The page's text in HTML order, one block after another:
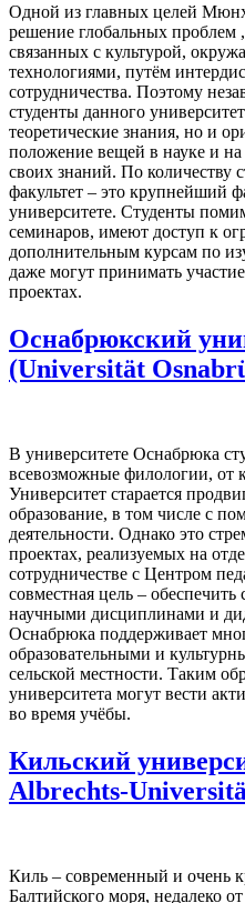
Одной из главных целей
решение глобальных проблем
связанных с культурой,
технологиями, путём
сотрудничества. Поэтому
студенты данного
теоретические знания, но и
положение вещей в науке и
своих знаний. По количеству
факультет – это крупнейший
университете. Студенты
семинаров, имеют доступ к
дополнительным курсам по
даже могут принимать
проектах.
Оснабрюкский
(Universität
В университете Оснабрюка
всевозможные филологии, от
Университет старается
образование, в том числе с
деятельности. Однако это
проектах, реализуемых на
сотрудничестве с Центром
совместная цель –
научными дисциплинами и
Оснабрюка поддерживает
образовательными и
сельской местности. Таким
университета могут вести
во время учёбы.
Кильский
Albrechts-
Киль – современный и очень
Балтийского моря, недалеко